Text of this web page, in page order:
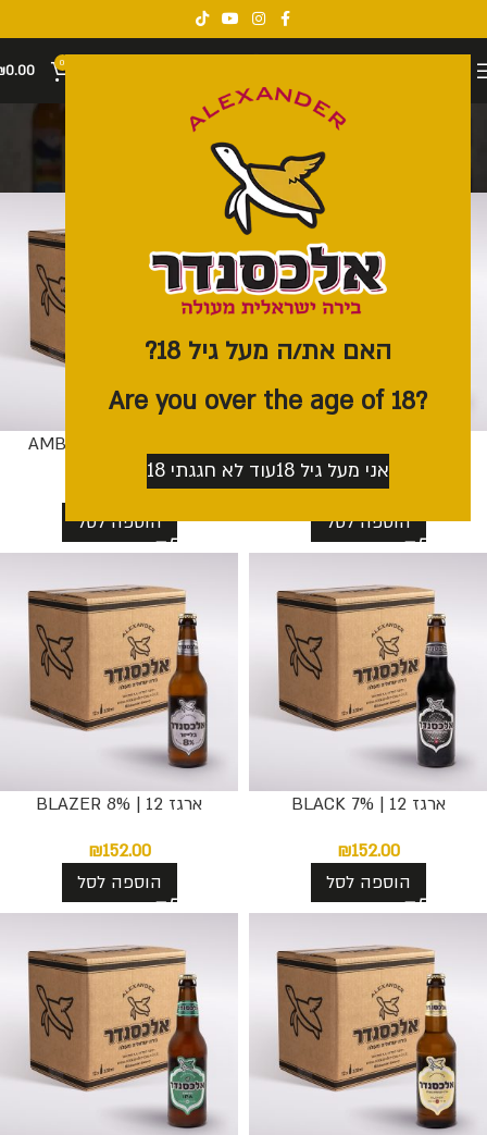
האם את/ה מעל גיל 18?
?Are you over the age of 18
אני מעל גיל 18 עוד לא חגגתי 18
0
0.00
ארגז 12 בקבוקים
קטגוריות
₪152.00
הוספה לסל
152.00
הוספה לסל
ארגז 12 | BLACK 7%
₪152.00
הוספה לסל
ארגז 12 | BLAZER 8%
₪152.00
הוספה לסל